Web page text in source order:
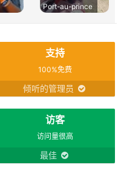
Port-au-prince
支持
100%免费
倾听的管理员
访客
访问量很高
最佳